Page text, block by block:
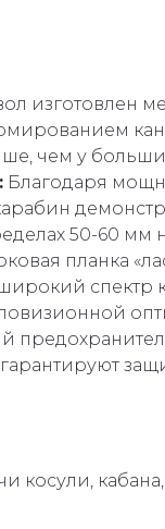
изготовлен
чем у
Благодаря
50-60 мм
планка
широкий
косули,